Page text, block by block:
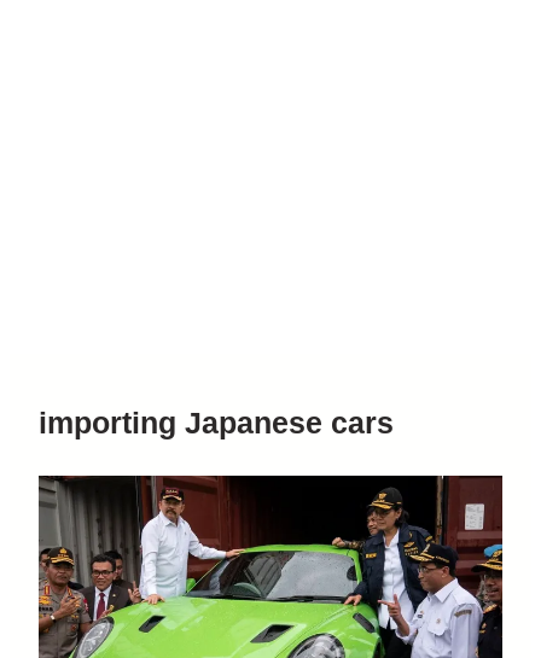
importing Japanese cars